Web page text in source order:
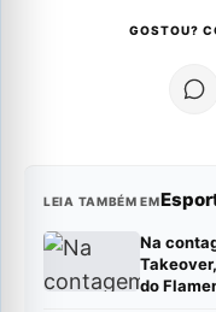
GOSTOU?
LEIA TAMBÉM EM
Na
do